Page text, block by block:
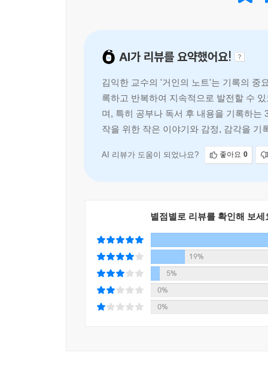
났는지 등을 모두 적었다. 그리고 하루가 끝나면
것을 요약해 기록하면 하루에 5~6쪽 정도 되었다
각이 들었다.
--- p.284~285, 「9장 〈일〉」 중에서
소개한다.
저자는 젊은 시절 역사와 실천 사이에서 방황하
학자이자 유튜브 채널과 교육 프로그램을 통
때문’이라고 강조한다.
이 책은 사람들이 자신이 남긴 기록을 디딤돌 삼
힘을 알게 될 때 기록은 인생에서 한 번쯤 최선을
AI가 리뷰를 요약했어요!
김익한 교수의 '거인의 노트'는 기록의 중
록하고 반복하여 지속적으로 발전할 수
며, 특히 공부나 독서 후 내용을 기록하는
작을 위한 작은 이야기와 감정, 감각을 기
AI 리뷰가 도움이 되었나요? 좋아요 0
별점별로 리뷰를 확인해 보세
19%
5%
0%
0%